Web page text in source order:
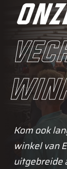
Kom ook
winkel van
uitgebreide